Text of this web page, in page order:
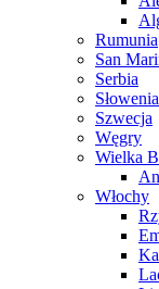
Rumunia
San
Serbia
Słowenia
Szwecja
Węgry
Wielka
Włochy